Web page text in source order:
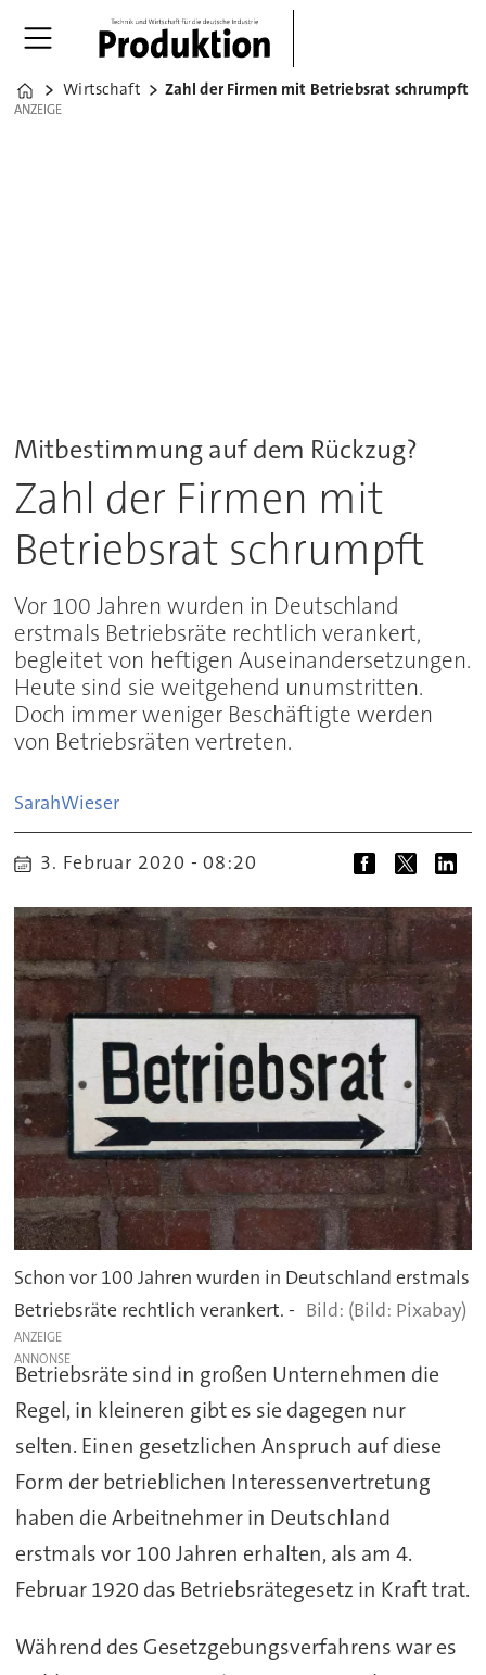
Home
Wirtschaft Zahl der Firmen mit Betriebsrat schrumpft
ANZEIGE
ANZEIGE
Mitbestimmung auf dem Rückzug?
Zahl der Firmen mit
Betriebsrat schrumpft
Vor 100 Jahren wurden in Deutschland
erstmals Betriebsräte rechtlich verankert,
begleitet von heftigen Auseinandersetzungen.
Heute sind sie weitgehend unumstritten.
Doch immer weniger Beschäftigte werden
von Betriebsräten vertreten.
SarahWieser
3. Februar 2020 - 08:20
Schon vor 100 Jahren wurden in Deutschland erstmals
Betriebsräte rechtlich verankert. -
(Bild: Pixabay)
ANZEIGE
Betriebsräte sind in großen Unternehmen die
Regel, in kleineren gibt es sie dagegen nur
selten. Einen gesetzlichen Anspruch auf diese
Form der betrieblichen Interessenvertretung
haben die Arbeitnehmer in Deutschland
erstmals vor 100 Jahren erhalten, als am 4.
Februar 1920 das Betriebsrätegesetz in Kraft trat.
Während des Gesetzgebungsverfahrens war es